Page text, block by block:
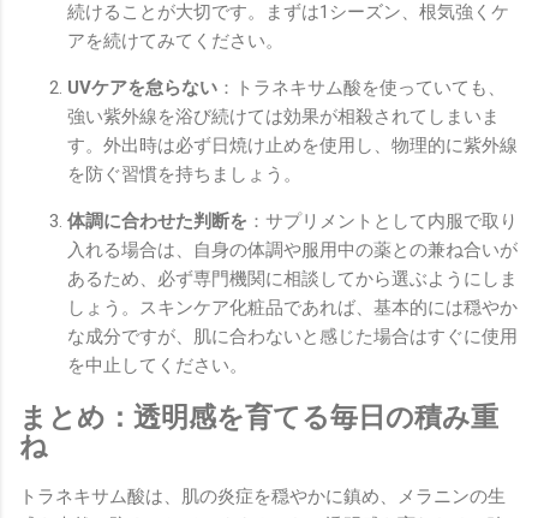
続けることが大切です。まずは1シーズン、根気強くケ
アを続けてみてください。
UVケアを怠らない ：トラネキサム酸を使っていても、
強い紫外線を浴び続けては効果が相殺されてしまいま
す。外出時は必ず日焼け止めを使用し、物理的に紫外線
を防ぐ習慣を持ちましょう。
体調に合わせた判断を ：サプリメントとして内服で取り
入れる場合は、自身の体調や服用中の薬との兼ね合いが
あるため、必ず専門機関に相談してから選ぶようにしま
しょう。スキンケア化粧品であれば、基本的には穏やか
な成分ですが、肌に合わないと感じた場合はすぐに使用
を中止してください。
まとめ：透明感を育てる毎日の積み重
ね
トラネキサム酸は、肌の炎症を穏やかに鎮め、メラニンの生